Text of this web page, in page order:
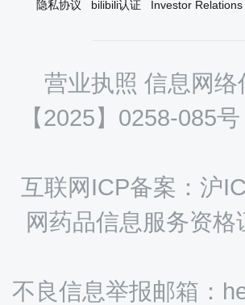
隐私协议
bilibili认证 Investor Relations
营业执照 信息网络
【2025】0258-085号
互联网ICP备案：沪
网药品信息服务资
不良信息举报邮箱：